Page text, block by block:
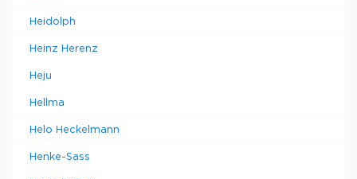
Heidolph
Heinz Herenz
Heju
Hellma
Helo Heckelmann
Henke-Sass